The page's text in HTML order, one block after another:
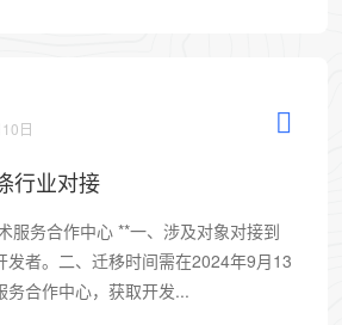
日
行业对接
服务合作中心 **一、涉及对象对接到
发者。二、迁移时间需在2024年9月13
务合作中心，获取开发...